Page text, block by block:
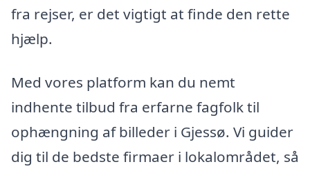
fra rejser, er det vigtigt at finde den rette
hjælp.
Med vores platform kan du nemt
indhente tilbud fra erfarne fagfolk til
ophængning af billeder i Gjessø. Vi guider
dig til de bedste firmaer i lokalområdet, så